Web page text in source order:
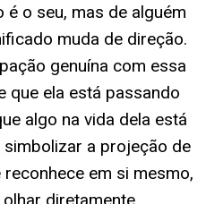
é o seu, mas de alguém
muda de direção.
genuína com essa
que ela está passando
algo na vida dela está
a projeção de
em si mesmo,
diretamente.